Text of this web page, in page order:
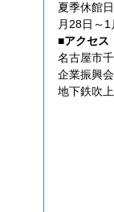
夏季休館
月28日～1
■アクセス
名古屋市
企業振興
地下鉄吹